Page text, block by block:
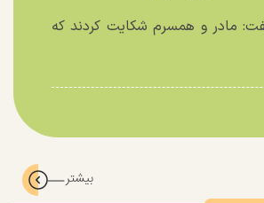
مادر و همسرم شکایت کردند که